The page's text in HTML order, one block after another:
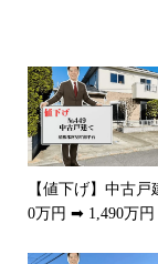
【値下げ】中古戸
0万円 ➡ 1,490万円